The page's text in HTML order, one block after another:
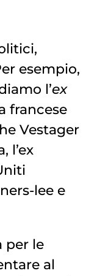
esempio,
l’ex
francese
Vestager
l’ex
lee e
per le
al